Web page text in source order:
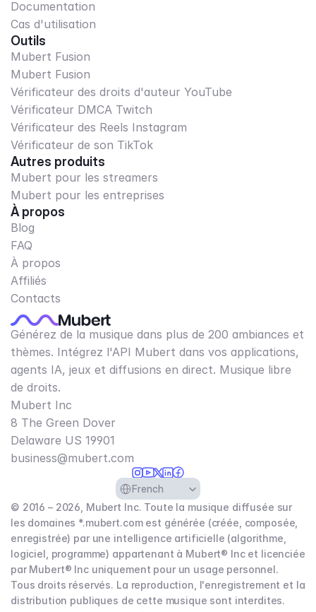
Documentation
Cas d'utilisation
Outils
Mubert Fusion
Mubert Fusion
Vérificateur des droits d'auteur YouTube
Vérificateur DMCA Twitch
Vérificateur des Reels Instagram
Vérificateur de son TikTok
Autres produits
Mubert pour les streamers
Mubert pour les entreprises
À propos
Blog
FAQ
À propos
Affiliés
Contacts
Générez de la musique dans plus de 200 ambiances et
thèmes. Intégrez l'API Mubert dans vos applications,
agents IA, jeux et diffusions en direct. Musique libre
de droits.
Mubert Inc
8 The Green Dover
Delaware US 19901​
business@mubert.com
Select Language
French
© 2016 – 2026, Mubert Inc. Toute la musique diffusée sur
les domaines *.mubert.com est générée (créée, composée,
enregistrée) par une intelligence artificielle (algorithme,
logiciel, programme) appartenant à Mubert® Inc et licenciée
par Mubert® Inc uniquement pour un usage personnel.
Tous droits réservés. La reproduction, l'enregistrement et la
distribution publiques de cette musique sont interdites.